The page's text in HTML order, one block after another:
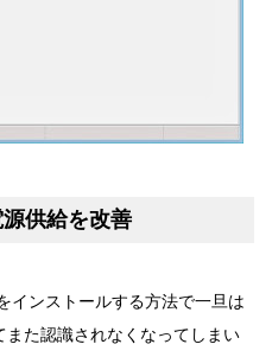
供給を改善
インストールする方法で一旦は
た認識されなくなってしまい